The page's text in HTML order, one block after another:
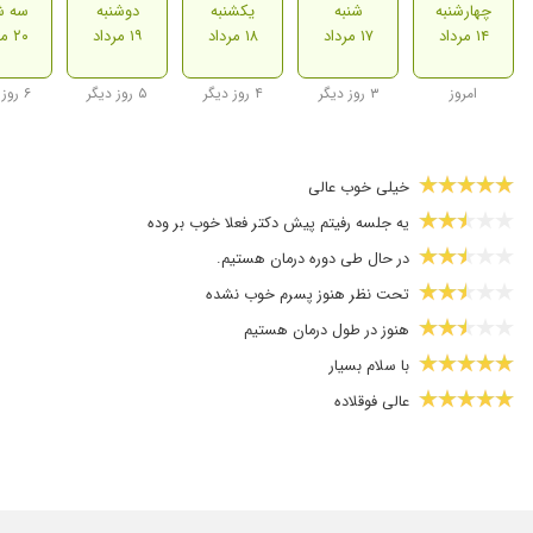
چهارشنبه
۱۴ مرداد
امروز
شنبه
۱۷ مرداد
۳ روز دیگر
یکشنبه
۱۸ مرداد
۴ روز دیگر
دوشنبه
۱۹ مرداد
۵ روز دیگر
سه
۲۰ مرداد
۶ روز دیگر
خیلی خوب عالی
یه جلسه رفیتم پیش دکتر فعلا خوب بر وده
در حال طی دوره درمان هستیم.
تحت نظر هنوز پسرم خوب نشده
هنوز در طول درمان هستیم
با سلام بسیار
عالی فوقلاده